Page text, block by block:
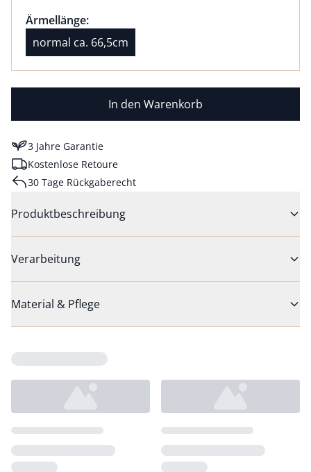
Größenauswahl:
Ärmellänge:aktuell ausgewählt: normal ca. 66,5cm
Ärmellänge normal ca. 66,5cm ausgewählt
normal ca. 66,5cm
In den Warenkorb
3 Jahre Garantie
Kostenlose Retoure
30 Tage Rückgaberecht
Produktbeschreibung
Verarbeitung
Material & Pflege